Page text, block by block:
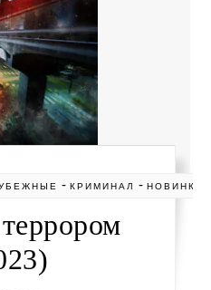
-КРИМИНАЛ -НОВИНКИ